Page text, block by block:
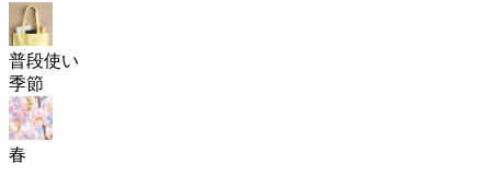
普段使い
季節
春